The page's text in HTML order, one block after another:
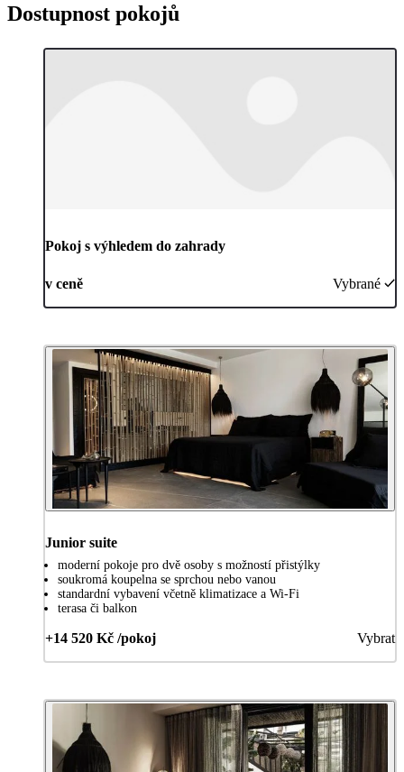
Dostupnost pokojů
Pokoj s výhledem do zahrady
v ceně Vybrané
Junior suite
moderní pokoje pro dvě osoby s možností přistýlky
soukromá koupelna se sprchou nebo vanou
standardní vybavení včetně klimatizace a Wi-Fi
terasa či balkon
+14 520 Kč /pokoj Vybrat